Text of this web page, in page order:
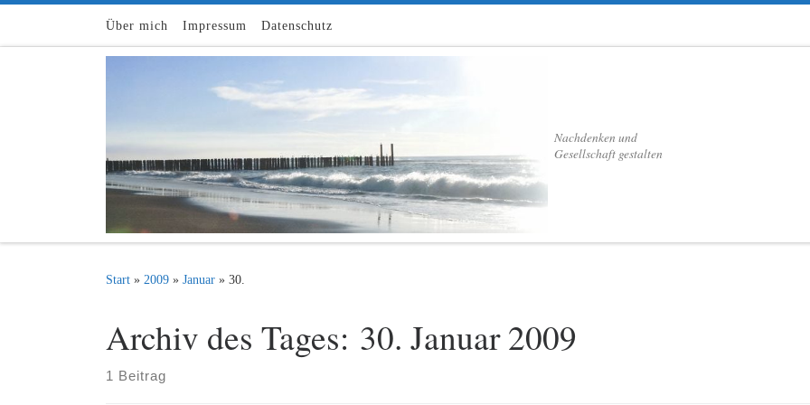
Zum Inhalt springen
Über mich Impressum Datenschutz
Nachdenken und
Gesellschaft gestalten
Start » 2009 » Januar » 30.
Archiv des Tages: 30. Januar 2009
1 Beitrag